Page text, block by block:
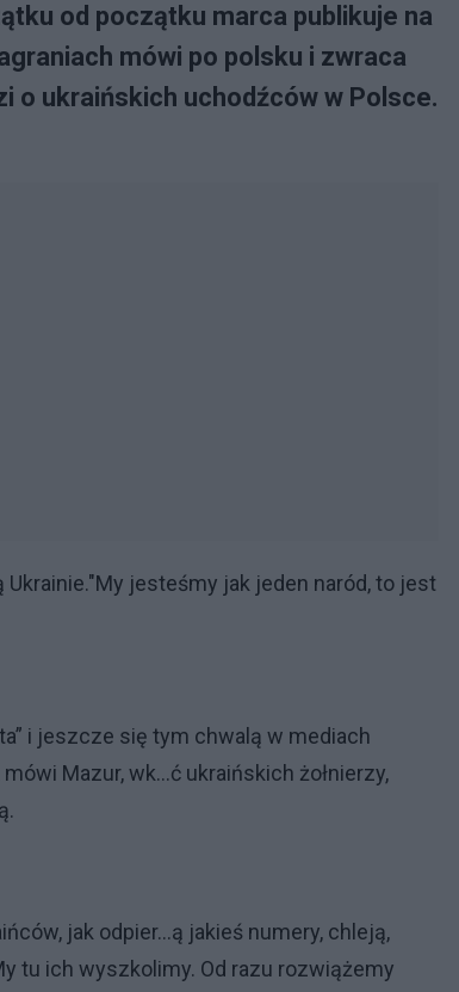
od początku marca publikuje na
mówi po polsku i zwraca
o ukraińskich uchodźców w Polsce.
jesteśmy jak jeden naród, to jest
i jeszcze się tym chwalą w mediach
Mazur, wk...ć ukraińskich żołnierzy,
jak odpier…ą jakieś numery, chleją,
tu ich wyszkolimy. Od razu rozwiążemy